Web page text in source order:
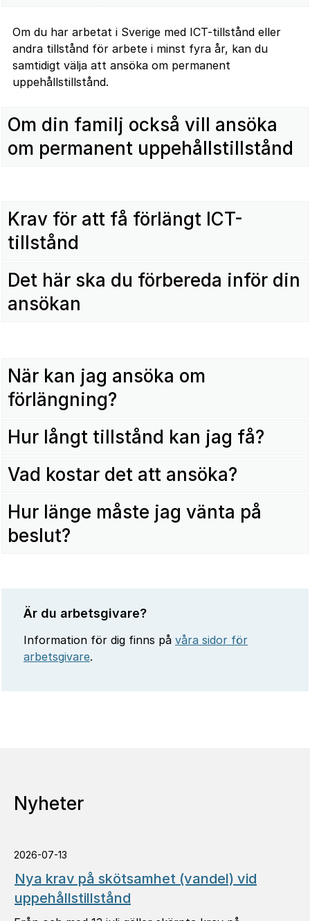
Om du har arbetat i Sverige med ICT-tillstånd eller
andra tillstånd för arbete i minst fyra år, kan du
samtidigt välja att ansöka om permanent
uppehållstillstånd.
Om din familj också vill ansöka
om permanent uppehållstillstånd
Krav för att få förlängt ICT-
tillstånd
Det här ska du förbereda inför din
ansökan
När kan jag ansöka om
förlängning?
Hur långt tillstånd kan jag få?
Vad kostar det att ansöka?
Hur länge måste jag vänta på
beslut?
Är du arbetsgivare?
Information för dig finns på våra sidor för
arbetsgivare.
Nyheter
2026-07-13
Nya krav på skötsamhet (vandel) vid
uppehållstillstånd